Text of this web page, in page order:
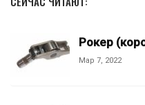
Рокер
Мар 7, 2022